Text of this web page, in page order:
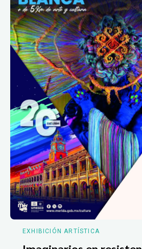
EXHIBICIÓN ARTÍSTICA